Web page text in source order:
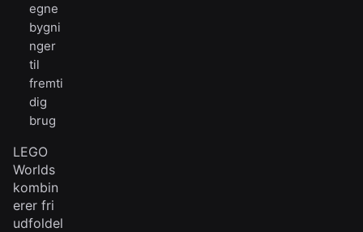
egne
bygni
nger
til
fremti
dig
brug
LEGO
Worlds
kombin
erer fri
udfoldel